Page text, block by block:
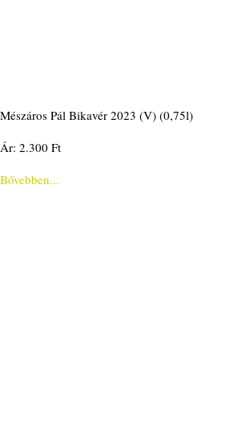
Mészáros Pál Bikavér 2023 (V) (0,75l)
Ár: 2.300 Ft
Bővebben...